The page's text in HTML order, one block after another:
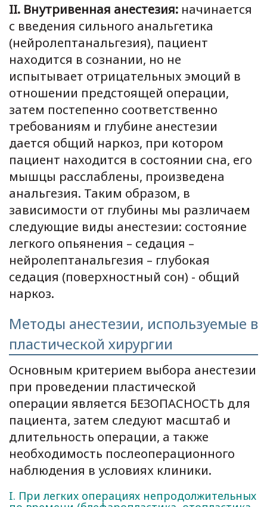
ΙΙ. Внутривенная анестезия: начинается
с введения сильного анальгетика
(нейролептанальгезия), пациент
находится в сознании, но не
испытывает отрицательных эмоций в
отношении предстоящей операции,
затем постепенно соответственно
требованиям и глубине анестезии
дается общий наркоз, при котором
пациент находится в состоянии сна, его
мышцы расслаблены, произведена
анальгезия. Таким образом, в
зависимости от глубины мы различаем
следующие виды анестезии: состояние
легкого опьянения – седация –
нейролептанальгезия – глубокая
седация (поверхностный сон) - общий
наркоз.
Методы анестезии, используемые в
пластической хирургии
Основным критерием выбора анестезии
при проведении пластической
операции является БЕЗОПАСНОСТЬ для
пациента, затем следуют масштаб и
длительность операции, а также
необходимость послеоперационного
наблюдения в условиях клиники.
Ι. При легких операциях непродолжительных